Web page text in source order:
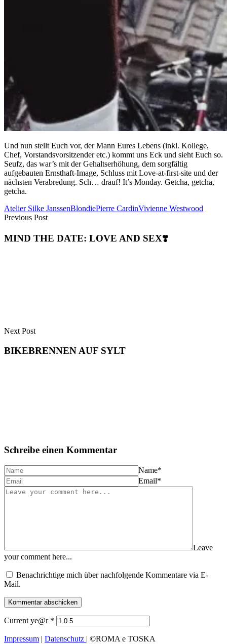
Und nun stellt Euch vor, der Mann Eures Lebens (inkl. Kollege,
Chef, Vorstandsvorsitzender etc.) kommt uns Eck und sieht Euch so.
Seufz, das war’s mit der Gehaltserhöhung, dem sorgfältig
aufgebauten Ernsthaft-Image, Schluss mit Love-at-first-site und der
nächsten Verabredung. Sch… drauf! It’s Monday. Getcha, getcha,
getcha.
Atelier Silke JanssenBlondiePierre CardinVivienne Westwood
Previous Post
MIND THE DATE: LOVE AND SEX❣️
Next Post
BIKEBRENNEN AUF SYLT
Schreibe einen Kommentar
Name*
Email*
Leave
your comment here...
Benachrichtige mich über nachfolgende Kommentare via E-
Mail.
Current ye@r *
Impressum | Datenschutz | ©ROMA e TOSKA